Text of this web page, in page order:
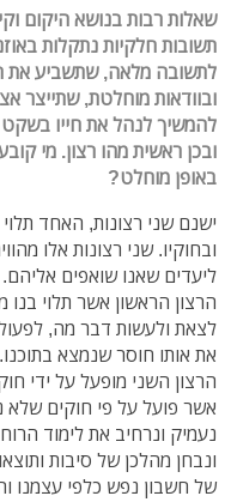
שאלות רבות בנושא היקום
תשובות חלקיות נתקלות
לתשובה מלאה, שתשביע את
ובוודאות מוחלטת, שתייצר
להמשיך לנהל את חייו
ובכן ראשית מהו רצון. מי
באופן מוחלט?
ישנם שני רצונות, האחד
ובחוקיו. שני רצונות אלו
ליעדים שאנו שואפים אליהם.
הרצון הראשון אשר תלוי
לצאת ולעשות דבר מה,
את אותו חוסר שנמצא בתוכנו.
הרצון השני מופעל על ידי
אשר פועל על פי חוקים שלא
נעמיק ונרחיב את לימוד
ונבחן מהלכן של סיבות
של חשבון נפש כלפי עצמנו